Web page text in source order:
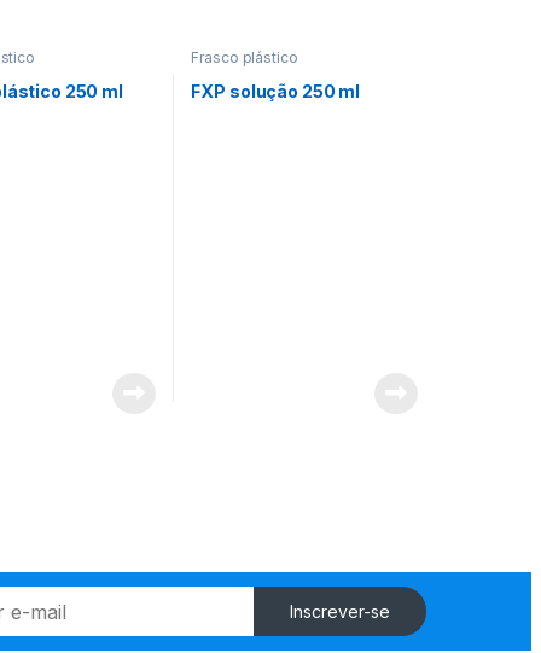
250 ml
Frasco plástico
FXP solução 250 ml
Inscrever-se